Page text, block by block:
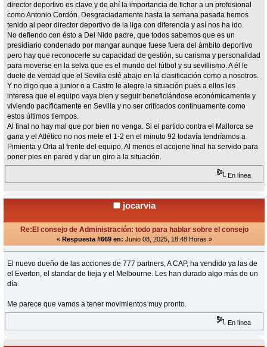
director deportivo es clave y de ahí la importancia de fichar a un profesional
como Antonio Cordón. Desgraciadamente hasta la semana pasada hemos
tenido al peor director deportivo de la liga con diferencia y así nos ha ido.
No defiendo con ésto a Del Nido padre, que todos sabemos que es un
presidiario condenado por mangar aunque fuese fuera del ámbito deportivo
pero hay que reconocerle su capacidad de gestión, su carisma y personalidad
para moverse en la selva que es el mundo del fútbol y su sevillismo. A él le
duele de verdad que el Sevilla esté abajo en la clasificación como a nosotros.
Y no digo que a junior o a Castro le alegre la situación pues a ellos les
interesa que el equipo vaya bien y seguir beneficiándose económicamente y
viviendo pacíficamente en Sevilla y no ser criticados continuamente como
estos últimos tiempos.
Al final no hay mal que por bien no venga. Si el partido contra el Mallorca se
gana y el Atlético no nos mete el 1-2 en el minuto 92 todavía tendríamos a
Pimienta y Orta al frente del equipo. Al menos el acojone final ha servido para
poner pies en pared y dar un giro a la situación.
En línea
jocarvia
Re:El consejo de Administración: todo para hablar sobre el consejo
« Respuesta #669 en: Junio 08, 2025, 18:48 Horas »
El nuevo dueño de las acciones de 777 partners, A CAP, ha vendido ya las de
el Everton, el standar de lieja y el Melbourne. Les han durado algo más de un
día.
Me parece que vamos a tener movimientos muy pronto.
En línea